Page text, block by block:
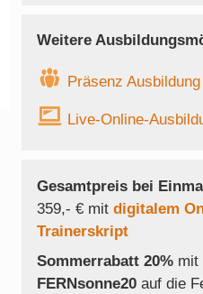
Weitere
Präsenz Ausbildung
Live-Online-
Gesamtpreis bei
359,- € mit digitalem
Trainerskript
Sommerrabatt 20%mit
FERNsonne20auf die